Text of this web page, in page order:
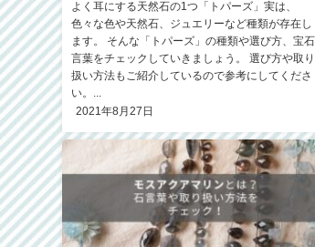
よく耳にする天然石の1つ「トパーズ」実は、
色々な色や天然石、ジュエリーなど種類が存在し
ます。 そんな「トパーズ」の種類や選び方、宝石
言葉をチェックしていきましょう。 選び方や取り
扱い方法もご紹介しているので参考にしてくださ
い。...
2021年8月27日